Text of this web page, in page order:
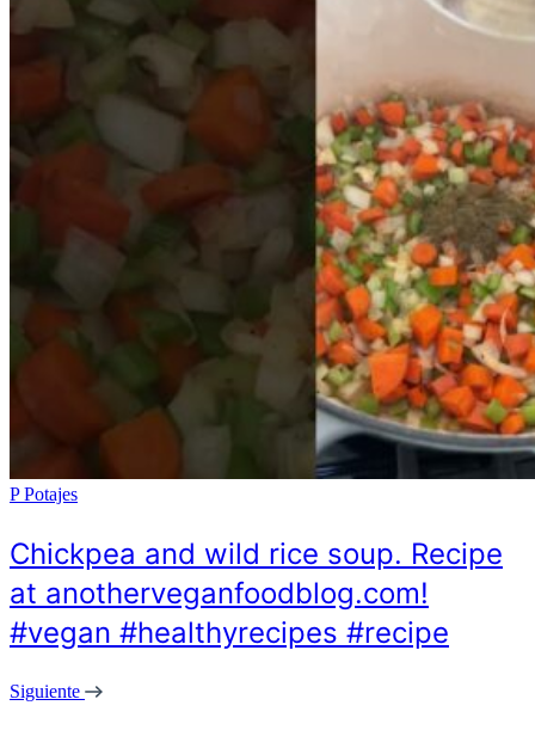
P Potajes
Chickpea and wild rice soup. Recipe
at anotherveganfoodblog.com!
#vegan #healthyrecipes #recipe
Siguiente